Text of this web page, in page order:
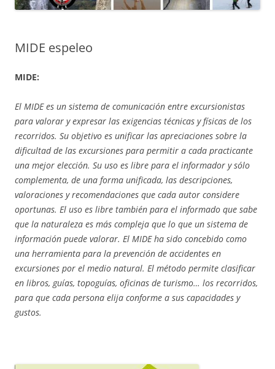
MIDE espeleo
MIDE:
El MIDE es un sistema de comunicación entre excursionistas
para valorar y expresar las exigencias técnicas y físicas de los
recorridos. Su objetivo es unificar las apreciaciones sobre la
dificultad de las excursiones para permitir a cada practicante
una mejor elección. Su uso es libre para el informador y sólo
complementa, de una forma unificada, las descripciones,
valoraciones y recomendaciones que cada autor considere
oportunas. El uso es libre también para el informado que sabe
que la naturaleza es más compleja que lo que un sistema de
información puede valorar. El MIDE ha sido concebido como
una herramienta para la prevención de accidentes en
excursiones por el medio natural. El método permite clasificar
en libros, guías, topoguías, oficinas de turismo… los recorridos,
para que cada persona elija conforme a sus capacidades y
gustos.